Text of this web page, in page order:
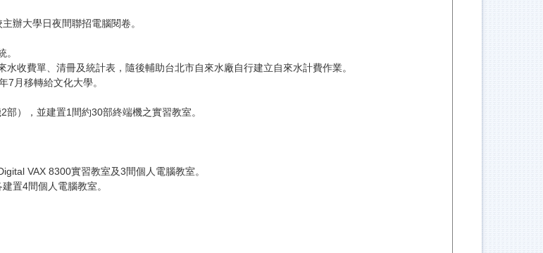
辦大學日夜間聯招電腦閱卷。
收費單、清冊及統計表，隨後輔助台北市自來水廠自行建立自來水計費作業。
7月移轉給文化大學。
），並建置1間約30部終端機之實習教室。
VAX 8300實習教室及3間個人電腦教室。
置4間個人電腦教室。